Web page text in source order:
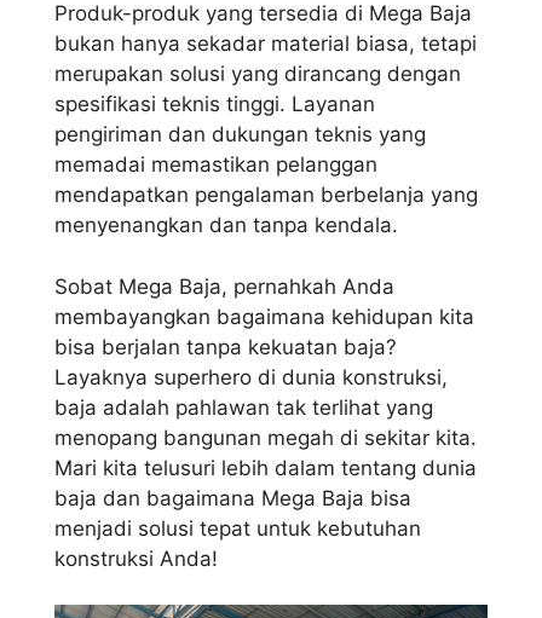
Produk-produk yang tersedia di Mega Baja
bukan hanya sekadar material biasa, tetapi
merupakan solusi yang dirancang dengan
spesifikasi teknis tinggi. Layanan
pengiriman dan dukungan teknis yang
memadai memastikan pelanggan
mendapatkan pengalaman berbelanja yang
menyenangkan dan tanpa kendala.
Sobat Mega Baja, pernahkah Anda
membayangkan bagaimana kehidupan kita
bisa berjalan tanpa kekuatan baja?
Layaknya superhero di dunia konstruksi,
baja adalah pahlawan tak terlihat yang
menopang bangunan megah di sekitar kita.
Mari kita telusuri lebih dalam tentang dunia
baja dan bagaimana Mega Baja bisa
menjadi solusi tepat untuk kebutuhan
konstruksi Anda!